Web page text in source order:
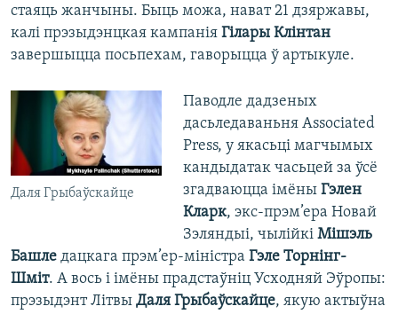
стаяць жанчыны. Быць можа, нават 21 дзяржавы,
калі прэзыдэнцкая кампанія Гілары Клінтан
завершыцца посьпехам, гаворыцца ў артыкуле.
Даля Грыбаўскайце
Паводле дадзеных
дасьледаваньня Associated
Press, у якасьці магчымых
кандыдатак часьцей за ўсё
згадваюцца імёны Гэлен
Кларк, экс-прэм’ера Новай
Зэляндыі, чылійкі Мішэль
Башле дацкага прэм’ер-міністра Гэле Торнінг-
Шміт. А вось і імёны прадстаўніц Усходняй Эўропы:
прэзыдэнт Літвы Даля Грыбаўскайце, якую актыўна